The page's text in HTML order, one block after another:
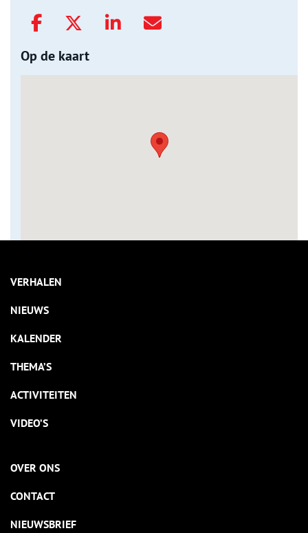
Op de kaart
VERHALEN
NIEUWS
KALENDER
THEMA’S
ACTIVITEITEN
VIDEO’S
OVER ONS
CONTACT
NIEUWSBRIEF